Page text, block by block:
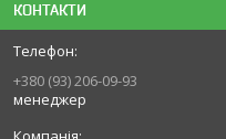
КОНТАКТИ
+380 (93) 206-09-93
менеджер